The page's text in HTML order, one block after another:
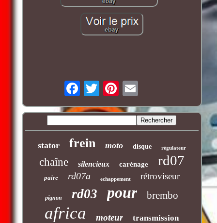
stator frein moto disque régulateur
chaîne silencieux carénage rd07
paire rd07a echappement rétroviseur
pignon rd03 pour brembo
africa moteur transmission